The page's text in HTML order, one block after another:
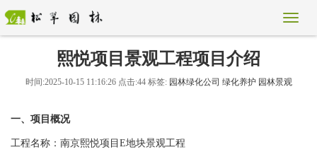
熙悦项目景观工程项目介绍
时间:2025-10-15 11:16:26 点击:44 标签: 园林绿化公司 绿化养护 园林景观
一、项目概况
工程名称：南京熙悦项目E地块景观工程